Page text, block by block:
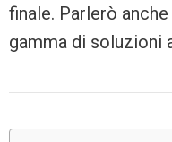
finale. Parlerò anche
gamma di soluzioni